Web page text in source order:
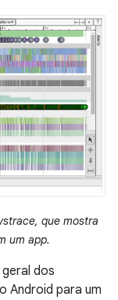
que mostra
um app.
dos
Android para um